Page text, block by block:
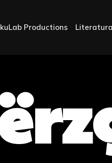
Productions Literatura